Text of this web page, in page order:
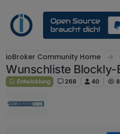
ioBroker Community Home
Wunschliste Blockly-
Entwicklung 268 40